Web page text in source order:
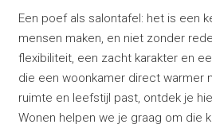
Een poef als salontafel: het is een
mensen maken, en niet zonder
flexibiliteit, een zacht karakter en
die een woonkamer direct warmer
ruimte en leefstijl past, ontdek je
Wonen helpen we je graag om die